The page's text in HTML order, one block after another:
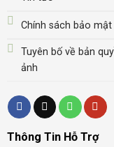
Chính sách bảo mật
Tuyên bố về bản
ảnh
Thông Tin Hỗ Trợ